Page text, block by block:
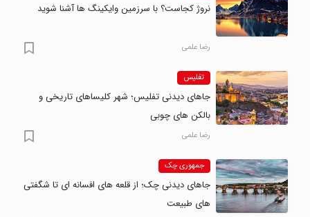
نروژ کجاست؟ با سرزمین وایکینگ ها آشنا شوید
رضا علمی
تفلیس
جاهای دیدنی تفلیس؛ شهر کلیساهای تاریخی و
بالکن های چوبی
رضا علمی
جمهوری چک
جاهای دیدنی چک؛ از قلعه های افسانه ای تا شگفتی
های طبیعت